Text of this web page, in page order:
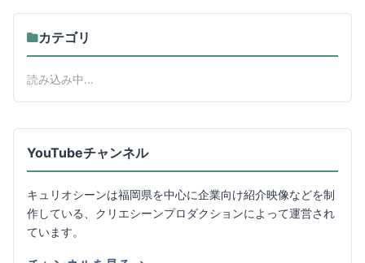
カテゴリ
読み込み中...
YouTubeチャンネル
キュリオシーンは福岡県を中心に企業向け紹介映像などを制
作している、クリエシーンプロダクションによって運営され
ています。